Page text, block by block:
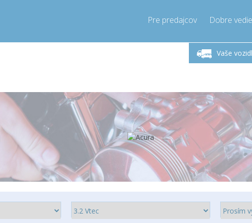
Pre predajcov Dobre
Vaše
Pondelok-Piatok 9-17h
Zavolajte teraz!
+421905357897